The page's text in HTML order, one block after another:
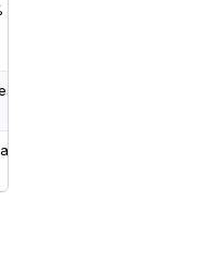
adverse
valide